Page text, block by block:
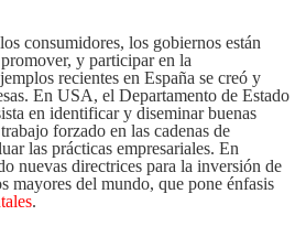
consumidores, los gobiernos están
y participar en la
recientes en España se creó y
En USA, el Departamento de Estado
en identificar y diseminar buenas
forzado en las cadenas de
las prácticas empresariales. En
nuevas directrices para la inversión de
mayores del mundo, que pone énfasis
.